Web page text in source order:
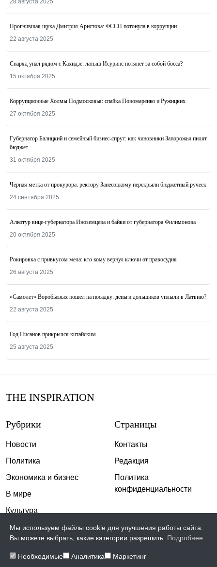
Прогнившая щука Дмитрия Аристова: ФССП потонула в коррупции
22 августа 2025
Снаряд упал рядом с Кахидзе: латыш Исуринс потянет за собой босса?
15 октября 2025
Коррупционные Холмы Подмосковья: спайка Пономаренко и Ружицких
27 октября 2025
Губернатор Балицкий и семейный бизнес-спрут: как чиновники Запорожья пилят
бюджет
31 октября 2025
Черная метка от прокурора: ректору Запесоцкому перекрыли бюджетный ручеек
24 сентября 2025
Алкотур вице-губернатора Иноземцева и байки от губернатора Филимонова
20 октября 2025
Рокировка с привкусом мела: кто кому вернул ключи от правосудия
26 августа 2025
«Самолет» Воробьевых пошел на посадку: деньги дольщиков уплыли в Латвию?
22 августа 2025
Год Нисанов прикрылся китайским
25 августа 2025
THE INSPIRATION
Рубрики
Новости
Политика
Экономика и бизнес
В мире
Культура
Спорт
Происшествия
Страницы
Контакты
Редакция
Политика
конфиденциальности
Мы используем файлы cookie для улучшения работы сайта.
Вы можете выбрать, какие категории разрешить. Подробнее
Необходимые Аналитика Маркетинг